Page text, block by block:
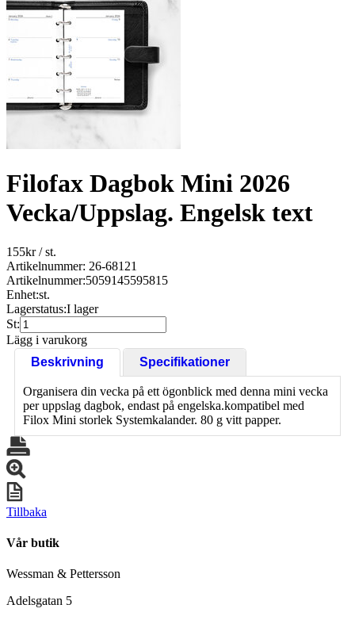
Filofax Dagbok Mini 2026
Vecka/Uppslag. Engelsk text
155kr/ st.
Artikelnummer: 26-68121
Artikelnummer:5059145595815
Enhet:st.
Lagerstatus:I lager
St:
Lägg i varukorg
Beskrivning
Specifikationer
Organisera din vecka på ett ögonblick med denna mini vecka
per uppslag dagbok, endast på engelska.kompatibel med
Filox Mini storlek Systemkalander. 80 g vitt papper.
Tillbaka
Vår butik
Wessman & Pettersson
Adelsgatan 5